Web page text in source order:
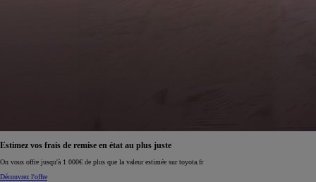
Réservez en ligne votre occasion pour 1€ seulement
Réservez en ligne